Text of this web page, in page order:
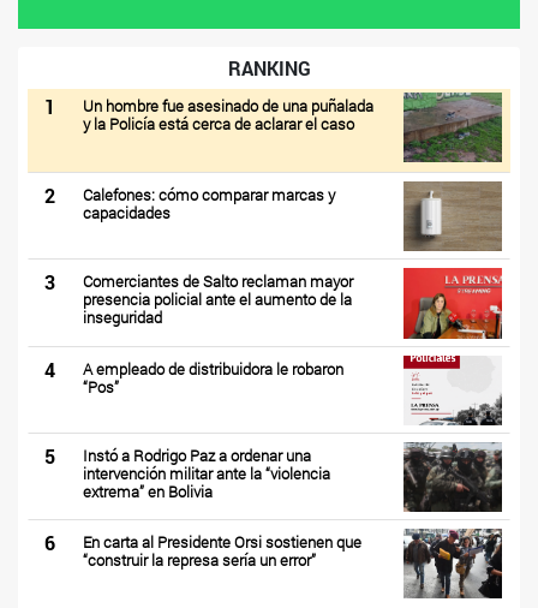
RANKING
1
Un hombre fue asesinado de una puñalada
y la Policía está cerca de aclarar el caso
2
Calefones: cómo comparar marcas y
capacidades
3
Comerciantes de Salto reclaman mayor
presencia policial ante el aumento de la
inseguridad
4
A empleado de distribuidora le robaron
“Pos”
5
Instó a Rodrigo Paz a ordenar una
intervención militar ante la “violencia
extrema” en Bolivia
6
En carta al Presidente Orsi sostienen que
“construir la represa sería un error”